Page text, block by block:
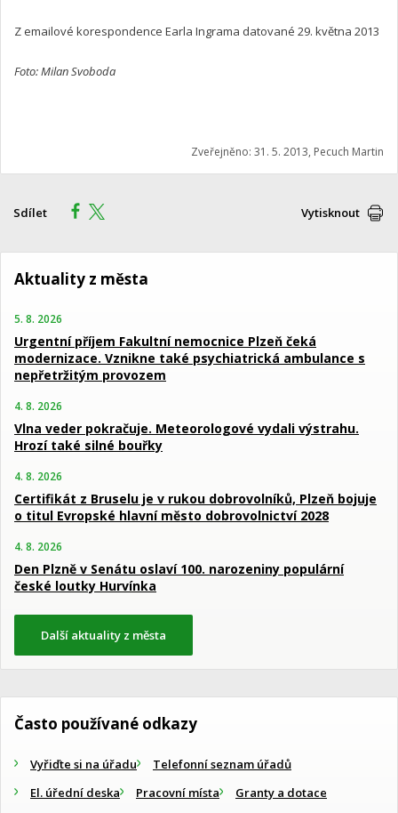
Z emailové korespondence Earla Ingrama datované 29. května 2013
Foto: Milan Svoboda
Zveřejněno: 31. 5. 2013, Pecuch Martin
Sdílet Vytisknout
Aktuality z města
5. 8. 2026
Urgentní příjem Fakultní nemocnice Plzeň čeká
modernizace. Vznikne také psychiatrická ambulance s
nepřetržitým provozem
4. 8. 2026
Vlna veder pokračuje. Meteorologové vydali výstrahu.
Hrozí také silné bouřky
4. 8. 2026
Certifikát z Bruselu je v rukou dobrovolníků, Plzeň bojuje
o titul Evropské hlavní město dobrovolnictví 2028
4. 8. 2026
Den Plzně v Senátu oslaví 100. narozeniny populární
české loutky Hurvínka
Další aktuality z města
Často používané odkazy
Vyřiďte si na úřadu
Telefonní seznam úřadů
El. úřední deska
Pracovní místa
Granty a dotace